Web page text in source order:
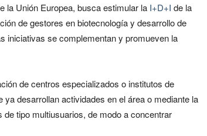
la Unión Europea, busca estimular la I+D+I de la
de gestores en biotecnología y desarrollo de
iniciativas se complementan y promueven la
de centros especializados o institutos de
desarrollan actividades en el área o mediante la
tipo multiusuarios, de modo a concentrar